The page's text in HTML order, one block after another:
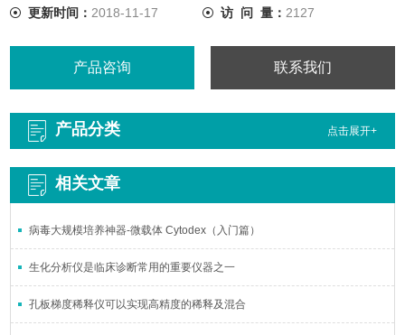
更新时间： 2018-11-17 访 问 量： 2127
产品咨询 联系我们
产品分类 点击展开+
相关文章
病毒大规模培养神器-微载体 Cytodex（入门篇）
生化分析仪是临床诊断常用的重要仪器之一
孔板梯度稀释仪可以实现高精度的稀释及混合